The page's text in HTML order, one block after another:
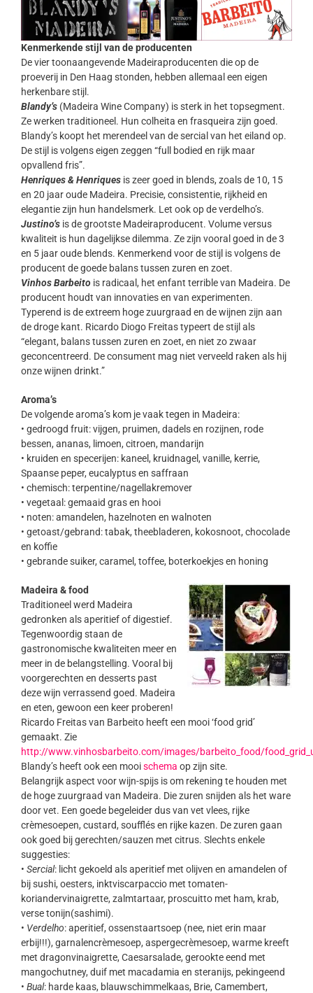
Kenmerkende stijl van de producenten
De vier toonaangevende Madeiraproducenten die op de
proeverij in Den Haag stonden, hebben allemaal een eigen
herkenbare stijl.
Blandy’s (Madeira Wine Company) is sterk in het topsegment.
Ze werken traditioneel. Hun colheita en frasqueira zijn goed.
Blandy’s koopt het merendeel van de sercial van het eiland op.
De stijl is volgens eigen zeggen “full bodied en rijk maar
opvallend fris”.
Henriques & Henriques is zeer goed in blends, zoals de 10, 15
en 20 jaar oude Madeira. Precisie, consistentie, rijkheid en
elegantie zijn hun handelsmerk. Let ook op de verdelho’s.
Justino’s is de grootste Madeiraproducent. Volume versus
kwaliteit is hun dagelijkse dilemma. Ze zijn vooral goed in de 3
en 5 jaar oude blends. Kenmerkend voor de stijl is volgens de
producent de goede balans tussen zuren en zoet.
Vinhos Barbeito is radicaal, het enfant terrible van Madeira. De
producent houdt van innovaties en van experimenten.
Typerend is de extreem hoge zuurgraad en de wijnen zijn aan
de droge kant. Ricardo Diogo Freitas typeert de stijl als
“elegant, balans tussen zuren en zoet, en niet zo zwaar
geconcentreerd. De consument mag niet verveeld raken als hij
onze wijnen drinkt.”
Aroma’s
De volgende aroma’s kom je vaak tegen in Madeira:
• gedroogd fruit: vijgen, pruimen, dadels en rozijnen, rode
bessen, ananas, limoen, citroen, mandarijn
• kruiden en specerijen: kaneel, kruidnagel, vanille, kerrie,
Spaanse peper, eucalyptus en saffraan
• chemisch: terpentine/nagellakremover
• vegetaal: gemaaid gras en hooi
• noten: amandelen, hazelnoten en walnoten
• getoast/gebrand: tabak, theebladeren, kokosnoot, chocolade
en koffie
• gebrande suiker, caramel, toffee, boterkoekjes en honing
Madeira & food
Traditioneel werd Madeira
gedronken als aperitief of digestief.
Tegenwoordig staan de
gastronomische kwaliteiten meer en
meer in de belangstelling. Vooral bij
voorgerechten en desserts past
deze wijn verrassend goed. Madeira
en eten, gewoon een keer proberen!
Ricardo Freitas van Barbeito heeft een mooi ‘food grid’
gemaakt. Zie
http://www.vinhosbarbeito.com/images/barbeito_food/
Blandy’s heeft ook een mooischema op zijn site.
Belangrijk aspect voor wijn-spijs is om rekening te houden met
de hoge zuurgraad van Madeira. Die zuren snijden als het ware
door vet. Een goede begeleider dus van vet vlees, rijke
crèmesoepen, custard, soufflés en rijke kazen. De zuren gaan
ook goed bij gerechten/sauzen met citrus. Slechts enkele
suggesties:
• Sercial: licht gekoeld als aperitief met olijven en amandelen of
bij sushi, oesters, inktviscarpaccio met tomaten-
koriandervinaigrette, zalmtartaar, proscuitto met ham, krab,
verse tonijn(sashimi).
• Verdelho: aperitief, ossenstaartsoep (nee, niet erin maar
erbij!!!), garnalencrèmesoep, aspergecrèmesoep, warme kreeft
met dragonvinaigrette, Caesarsalade, gerookte eend met
mangochutney, duif met macadamia en steranijs, pekingeend
• Bual: harde kaas, blauwschimmelkaas, Brie, Camembert,